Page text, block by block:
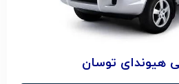
هیوندای توسان